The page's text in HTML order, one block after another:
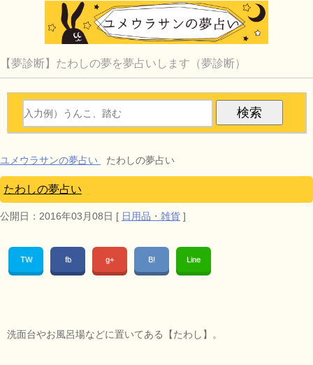
【夢診断】たわしの夢を夢占いします（夢診断）
ユメウラサンの夢占い たわしの夢占い
たわしの夢占い
公開日： 2016年03月08日 [ 日用品・雑貨 ]
TW fb g+ B! Line
洗面台やお風呂場などに置いてある【たわし】。